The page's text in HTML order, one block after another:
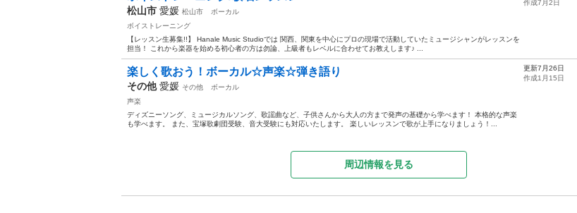
松山市 愛媛 松山市
ボーカル
ボイストレーニング
【レッスン生募集!!】 Hanale Music Studioでは 関西、関東を中心にプロの現場で活動していたミュージシャンがレッスンを
担当！ これから楽器を始める初心者の方は勿論、上級者もレベルに合わせてお教えします♪ ...
作成7月2日
楽しく歌おう！ボーカル☆声楽☆弾き語り
その他 愛媛 その他
ボーカル
声楽
ディズニーソング、ミュージカルソング、歌謡曲など、子供さんから大人の方まで発声の基礎から学べます！ 本格的な声楽
も学べます。 また、宝塚歌劇団受験、音大受験にも対応いたします。 楽しいレッスンで歌が上手になりましょう！...
更新7月26日
作成1月15日
周辺情報を見る